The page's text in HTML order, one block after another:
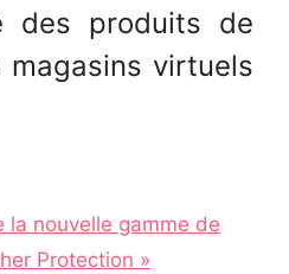
des produits de
virtuels
la nouvelle gamme de
Protection »